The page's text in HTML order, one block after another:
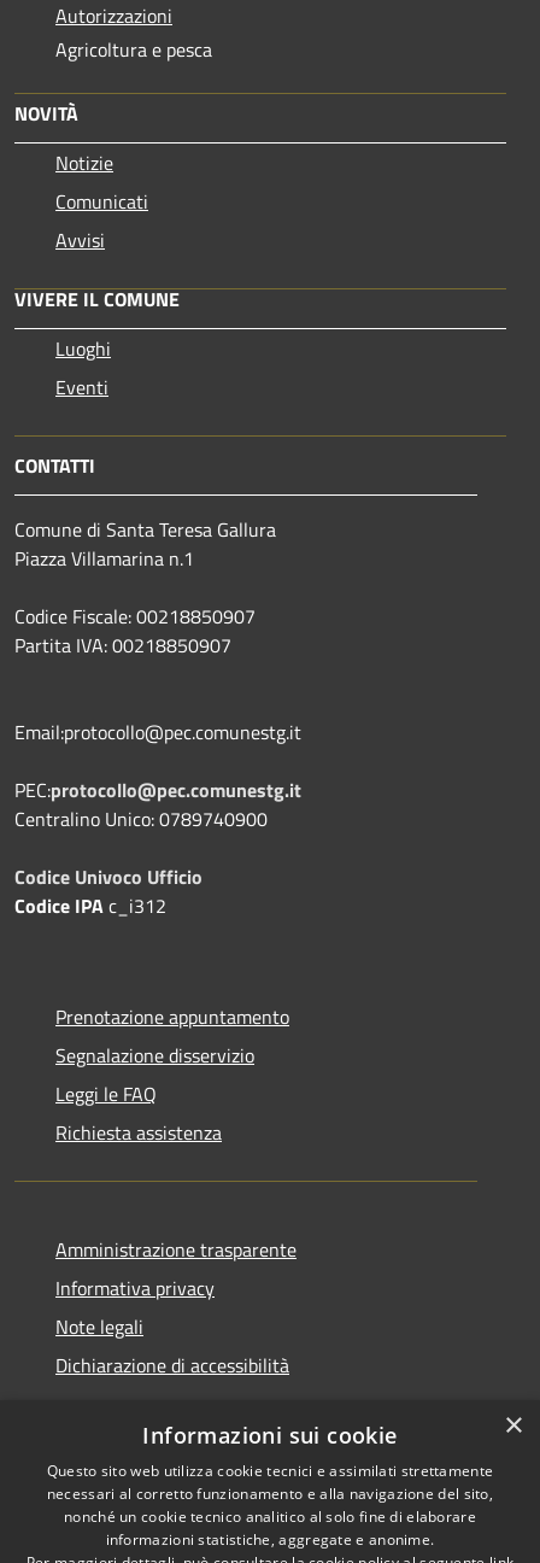
Autorizzazioni
Agricoltura e pesca
NOVITÀ
Notizie
Comunicati
Avvisi
VIVERE IL COMUNE
Luoghi
Eventi
CONTATTI
Comune di Santa Teresa Gallura
Piazza Villamarina n.1
Codice Fiscale: 00218850907
Partita IVA: 00218850907
Email:protocollo@pec.comunestg.it
PEC:protocollo@pec.comunestg.it
Centralino Unico: 0789740900
Codice Univoco Ufficio
Codice IPAc_i312
Prenotazione appuntamento
Segnalazione disservizio
Leggi le FAQ
Richiesta assistenza
Amministrazione trasparente
Informativa privacy
Note legali
Dichiarazione di accessibilità
RSS
Accessibilità
Copyright © 2026 • Comune di
Santa Teresa Gallura •
Powered byMunicipium
×
Informazioni sui cookie
Questo sito web utilizza cookie tecnici e assimilati strettamente
necessari al corretto funzionamento e alla navigazione del sito,
nonché un cookie tecnico analitico al solo fine di elaborare
informazioni statistiche, aggregate e anonime.